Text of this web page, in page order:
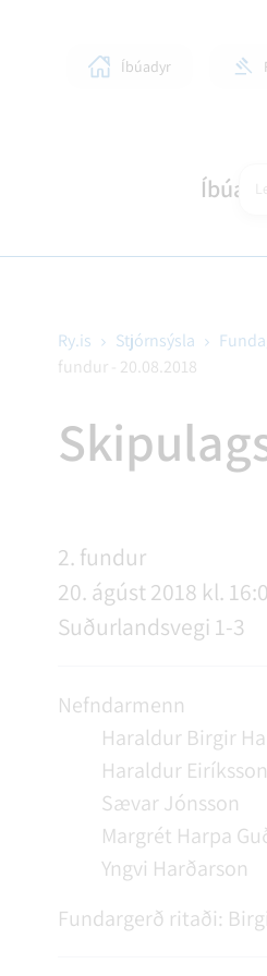
Íbúar
YTRA
RANGÁRÞINGS YTRA
Íbúadyr
Ry.is Stjórnsýsla
fundur - 20.08.2018
2. fundur
20. ágúst 2018 kl.
Suðurlandsvegi 1-3
Nefndarmenn
Haraldur Birgir
Haraldur Eiríksson
Sævar Jónsson
Margrét Harpa
Yngvi Harðarson
Fundargerð ritaði: